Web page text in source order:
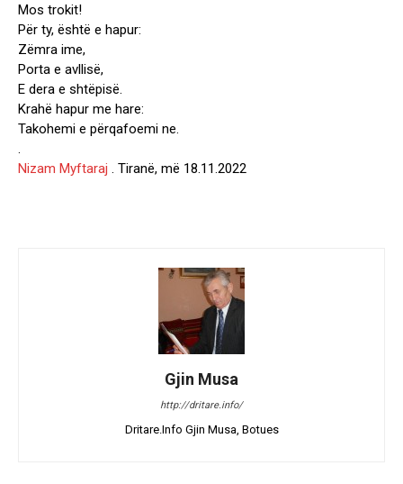
Mos trokit!
Për ty, është e hapur:
Zëmra ime,
Porta e avllisë,
E dera e shtëpisë.
Krahë hapur me hare:
Takohemi e përqafoemi ne.
.
Nizam Myftaraj . Tiranë, më 18.11.2022
Gjin Musa
http://dritare.info/
Dritare.Info Gjin Musa, Botues